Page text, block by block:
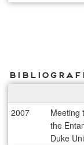
2007
Meeting
the
Duke